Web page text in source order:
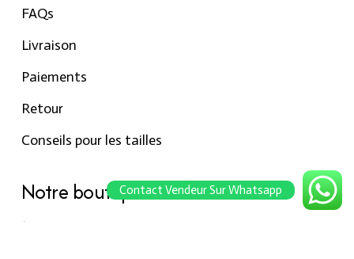
FAQs
Livraison
Paiements
Retour
Conseils pour les tailles
Notre boutiqueContact Vendeur Sur Whatsapp